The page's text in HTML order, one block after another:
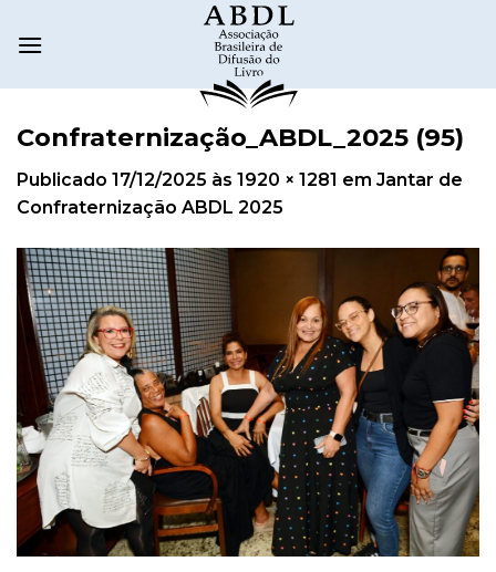
Confraternização_ABDL_2025 (95)
Publicado 17/12/2025 às 1920 × 1281 em Jantar de
Confraternização ABDL 2025